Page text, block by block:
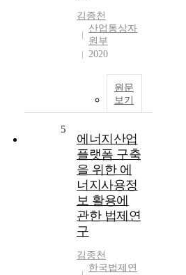
김종천
산업통상자
원부
2020
원문
보기
5
에너지산업
플랫폼 구축
을 위한 에
너지사용정
보 활용에
관한 법제연
구
김종천
한국법제연